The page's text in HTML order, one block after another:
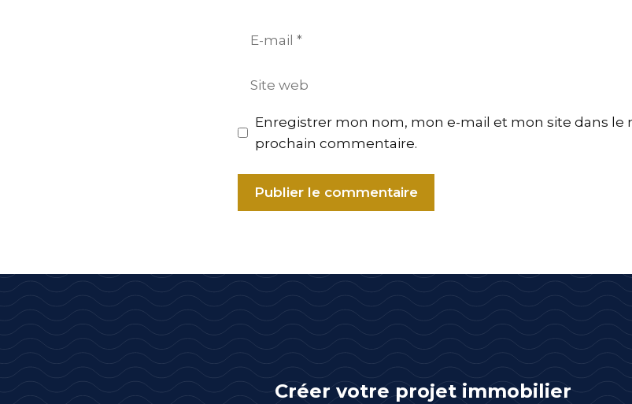
Site
Enregistrer mon nom, mon e-mail et mon site dans le
prochain commentaire.
t
Créer votre projet immobilier